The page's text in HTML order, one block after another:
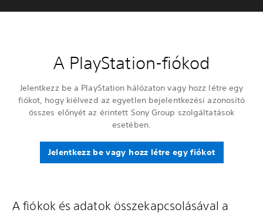
A PlayStation-fiókod
Jelentkezz be a PlayStation hálózaton vagy hozz létre egy
fiókot, hogy kiélvezd az egyetlen bejelentkezési azonosító
összes előnyét az érintett Sony Group szolgáltatások
esetében.
Jelentkezz be vagy hozz létre egy fiókot
A fiókok és adatok összekapcsolásával a